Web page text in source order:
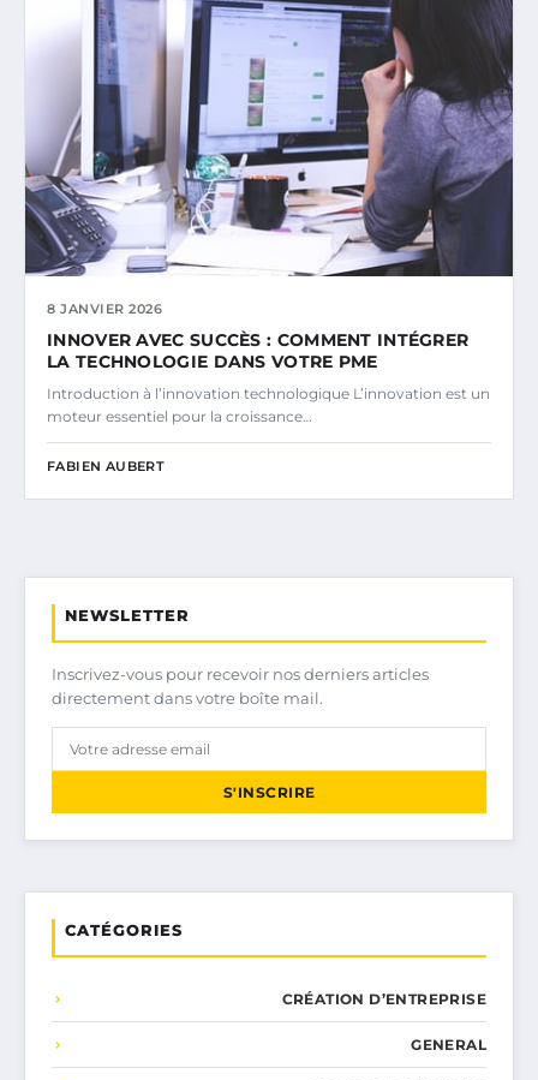
8 JANVIER 2026
INNOVER AVEC SUCCÈS : COMMENT INTÉGRER
LA TECHNOLOGIE DANS VOTRE PME
Introduction à l’innovation technologique L’innovation est un
moteur essentiel pour la croissance…
FABIEN AUBERT
NEWSLETTER
Inscrivez-vous pour recevoir nos derniers articles
directement dans votre boîte mail.
S'INSCRIRE
CATÉGORIES
CRÉATION D’ENTREPRISE
GENERAL